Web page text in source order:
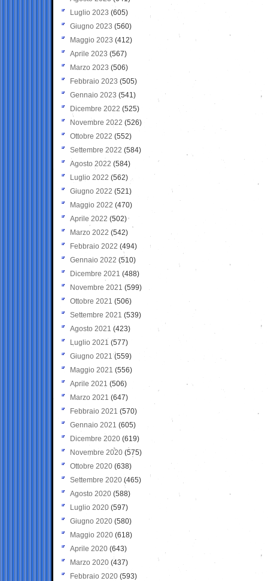
Luglio 2023 (605)
Giugno 2023 (560)
Maggio 2023 (412)
Aprile 2023 (567)
Marzo 2023 (506)
Febbraio 2023 (505)
Gennaio 2023 (541)
Dicembre 2022 (525)
Novembre 2022 (526)
Ottobre 2022 (552)
Settembre 2022 (584)
Agosto 2022 (584)
Luglio 2022 (562)
Giugno 2022 (521)
Maggio 2022 (470)
Aprile 2022 (502)
Marzo 2022 (542)
Febbraio 2022 (494)
Gennaio 2022 (510)
Dicembre 2021 (488)
Novembre 2021 (599)
Ottobre 2021 (506)
Settembre 2021 (539)
Agosto 2021 (423)
Luglio 2021 (577)
Giugno 2021(559)
Maggio 2021 (556)
Aprile 2021 (506)
Marzo 2021 (647)
Febbraio 2021 (570)
Gennaio 2021 (605)
Dicembre 2020 (619)
Novembre 2020 (575)
Ottobre 2020 (638)
Settembre 2020(465)
Agosto 2020 (588)
Luglio 2020 (597)
Giugno 2020 (580)
Maggio 2020 (618)
Aprile 2020 (643)
Marzo 2020 (437)
Febbraio 2020 (593)